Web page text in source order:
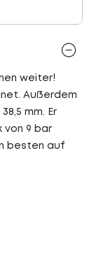
weiter!
Außerdem
mm. Er
von 9 bar
besten auf